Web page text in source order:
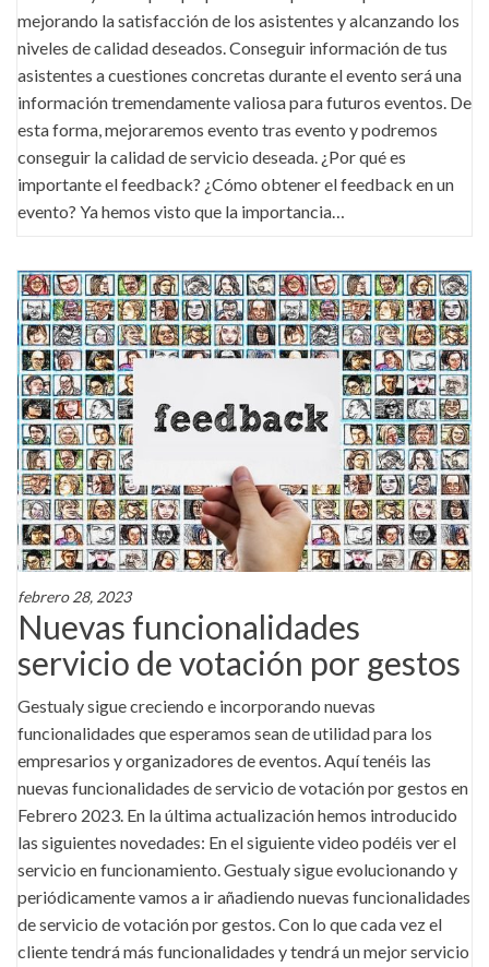
mejorando la satisfacción de los asistentes y alcanzando los
niveles de calidad deseados. Conseguir información de tus
asistentes a cuestiones concretas durante el evento será una
información tremendamente valiosa para futuros eventos. De
esta forma, mejoraremos evento tras evento y podremos
conseguir la calidad de servicio deseada. ¿Por qué es
importante el feedback? ¿Cómo obtener el feedback en un
evento? Ya hemos visto que la importancia…
febrero 28, 2023
Nuevas funcionalidades
servicio de votación por gestos
Gestualy sigue creciendo e incorporando nuevas
funcionalidades que esperamos sean de utilidad para los
empresarios y organizadores de eventos. Aquí tenéis las
nuevas funcionalidades de servicio de votación por gestos en
Febrero 2023. En la última actualización hemos introducido
las siguientes novedades: En el siguiente video podéis ver el
servicio en funcionamiento. Gestualy sigue evolucionando y
periódicamente vamos a ir añadiendo nuevas funcionalidades
de servicio de votación por gestos. Con lo que cada vez el
cliente tendrá más funcionalidades y tendrá un mejor servicio